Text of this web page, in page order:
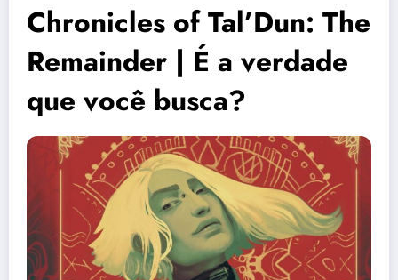
Chronicles of Tal’Dun: The
Remainder | É a verdade
que você busca?